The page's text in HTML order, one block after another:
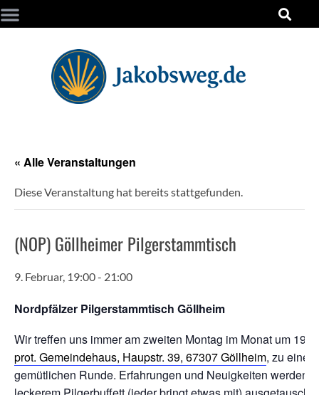
« Alle Veranstaltungen
Diese Veranstaltung hat bereits stattgefunden.
(NOP) Göllheimer Pilgerstammtisch
9. Februar, 19:00- 21:00
Nordpfälzer Pilgerstammtisch Göllheim
Wir treffen uns immer am zweiten Montag im Monat um
prot. Gemeindehaus, Haupstr. 39, 67307 Göllheim, zu einer
gemütlichen Runde. Erfahrungen und Neuigkeiten werden